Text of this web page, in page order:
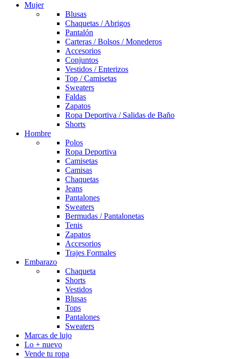
Mujer
Blusas
Chaquetas / Abrigos
Pantalón
Carteras / Bolsos / Monederos
Accesorios
Conjuntos
Vestidos / Enterizos
Top / Camisetas
Sweaters
Faldas
Zapatos
Ropa Deportiva / Salidas de Baño
Shorts
Hombre
Polos
Ropa Deportiva
Camisetas
Camisas
Chaquetas
Jeans
Pantalones
Sweaters
Bermudas / Pantalonetas
Tenis
Zapatos
Accesorios
Trajes Formales
Embarazo
Chaqueta
Shorts
Vestidos
Blusas
Tops
Pantalones
Sweaters
Marcas de lujo
Lo + nuevo
Vende tu ropa